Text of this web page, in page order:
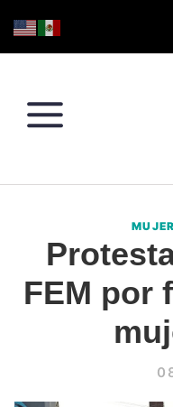
to
to
to
to
FEM por